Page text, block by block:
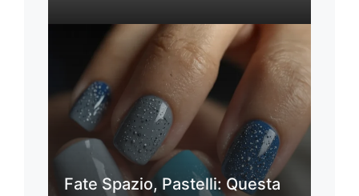
Fate Spazio, Pastelli: Questa